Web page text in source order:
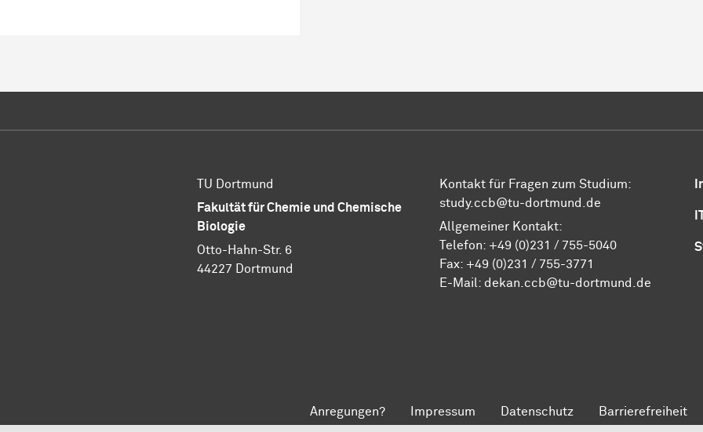
TU Dortmund
Fakultät für Chemie und Chemische
Biologie
Otto-Hahn-Str. 6
44227 Dortmund
Kontakt für Fragen zum Studium:
study.ccb@tu-dortmund.de
Allgemeiner Kontakt:
Telefon: +49 (0)231 / 755-5040
Fax: +49 (0)231 / 755-3771
E-Mail: dekan.ccb@tu-dortmund.de
Anregungen? Impressum Datenschutz Barrierefreiheit